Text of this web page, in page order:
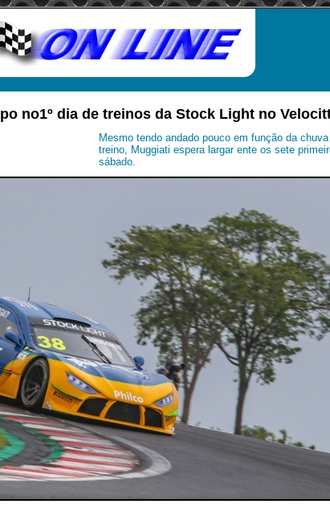
no1º dia de treinos da Stock Light no
Mesmo tendo andado pouco em função da
treino, Muggiati espera largar ente os sete
sábado.